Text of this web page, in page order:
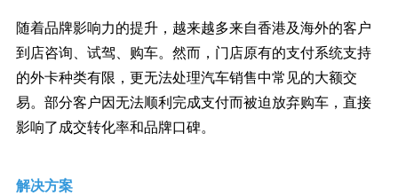
随着品牌影响力的提升，越来越多来自香港及海外的客户
到店咨询、试驾、购车。然而，门店原有的支付系统支持
的外卡种类有限，更无法处理汽车销售中常见的大额交
易。部分客户因无法顺利完成支付而被迫放弃购车，直接
影响了成交转化率和品牌口碑。
解决方案